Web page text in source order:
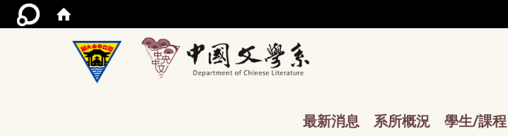
最新消息 系所概況 學生/課程